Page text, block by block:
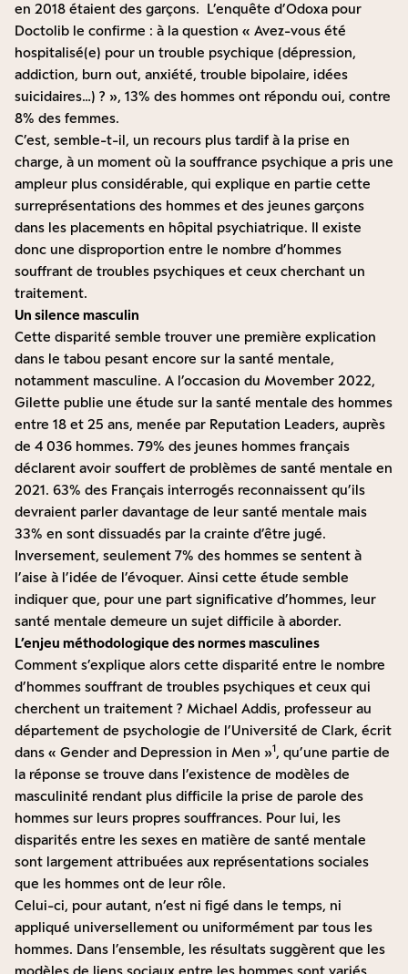
en 2018 étaient des garçons. L’enquête d’Odoxa pour
Doctolib le confirme : à la question « Avez-vous été
hospitalisé(e) pour un trouble psychique (dépression,
addiction, burn out, anxiété, trouble bipolaire, idées
suicidaires…) ? », 13% des hommes ont répondu oui, contre
8% des femmes.
C’est, semble-t-il, un recours plus tardif à la prise en
charge, à un moment où la souffrance psychique a pris une
ampleur plus considérable, qui explique en partie cette
surreprésentations des hommes et des jeunes garçons
dans les placements en hôpital psychiatrique. Il existe
donc une disproportion entre le nombre d’hommes
souffrant de troubles psychiques et ceux cherchant un
traitement.
Un silence masculin
Cette disparité semble trouver une première explication
dans le tabou pesant encore sur la santé mentale,
notamment masculine. A l’occasion du Movember 2022,
Gilette publie une étude sur la santé mentale des hommes
entre 18 et 25 ans, menée par Reputation Leaders, auprès
de 4 036 hommes. 79% des jeunes hommes français
déclarent avoir souffert de problèmes de santé mentale en
2021. 63% des Français interrogés reconnaissent qu’ils
devraient parler davantage de leur santé mentale mais
33% en sont dissuadés par la crainte d’être jugé.
Inversement, seulement 7% des hommes se sentent à
l’aise à l’idée de l’évoquer. Ainsi cette étude semble
indiquer que, pour une part significative d’hommes, leur
santé mentale demeure un sujet difficile à aborder.
L’enjeu méthodologique des normes masculines
Comment s’explique alors cette disparité entre le nombre
d’hommes souffrant de troubles psychiques et ceux qui
cherchent un traitement ? Michael Addis, professeur au
département de psychologie de l’Université de Clark, écrit
dans « Gender and Depression in Men »1, qu’une partie de
la réponse se trouve dans l’existence de modèles de
masculinité rendant plus difficile la prise de parole des
hommes sur leurs propres souffrances. Pour lui, les
disparités entre les sexes en matière de santé mentale
sont largement attribuées aux représentations sociales
que les hommes ont de leur rôle.
Celui-ci, pour autant, n’est ni figé dans le temps, ni
appliqué universellement ou uniformément par tous les
hommes. Dans l’ensemble, les résultats suggèrent que les